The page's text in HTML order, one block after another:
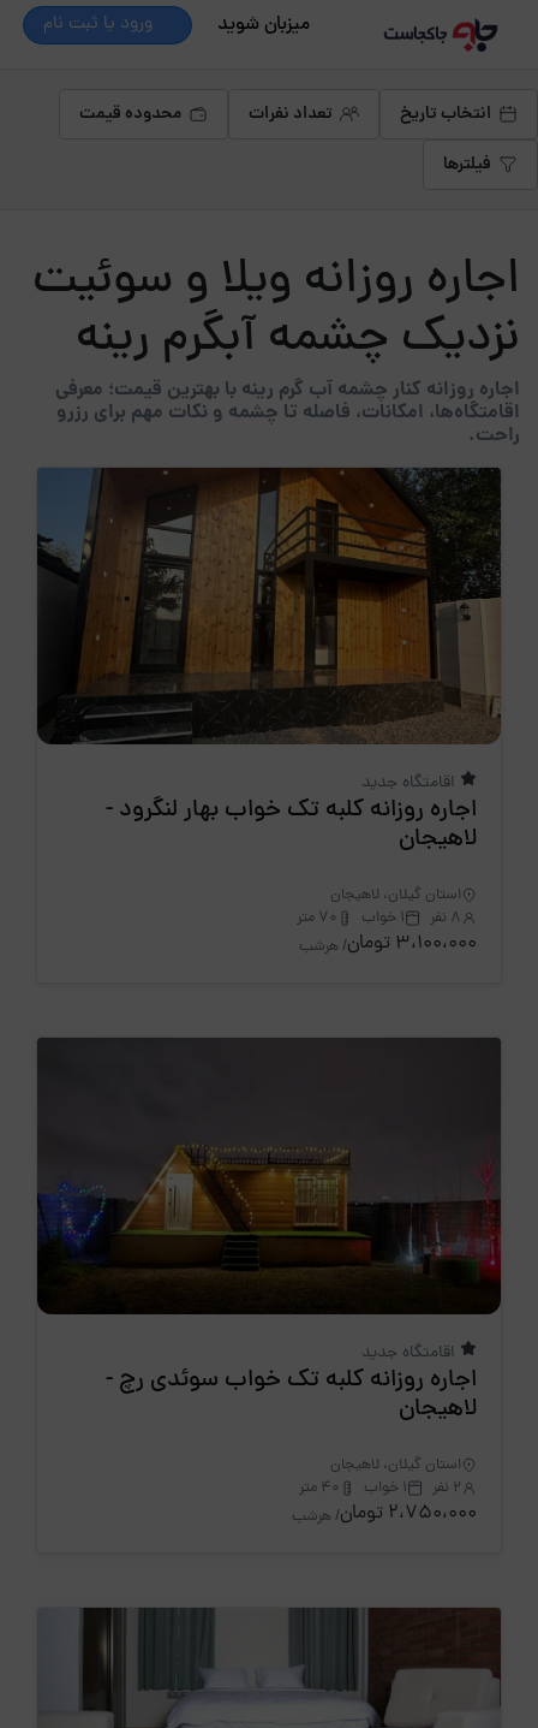
میزبان شوید ورود یا ثبت نام
انتخاب تاریخ تعداد نفرات
محدوده قیمت
فیلترها
اجاره روزانه ویلا و سوئیت
نزدیک چشمه آبگرم رینه
اجاره روزانه کنار چشمه آب گرم رینه با بهترین قیمت؛ معرفی
اقامتگاه‌ها، امکانات، فاصله تا چشمه و نکات مهم برای رزرو
راحت.
اقامتگاه جدید
اجاره روزانه کلبه تک خواب بهار لنگرود -
لاهیجان
استان گیلان، لاهیجان
8 نفر
1 خواب 70 متر
3،100،000 تومان / هرشب
اقامتگاه جدید
اجاره روزانه کلبه تک خواب سوئدی رچ -
لاهیجان
استان گیلان، لاهیجان
2 نفر
1 خواب 40 متر
2،750،000 تومان / هرشب